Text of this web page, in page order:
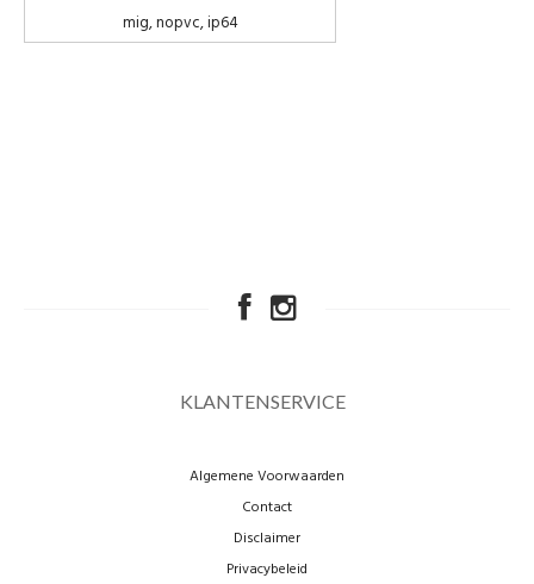
mig, nopvc, ip64
KLANTENSERVICE
Algemene Voorwaarden
Contact
Disclaimer
Privacybeleid